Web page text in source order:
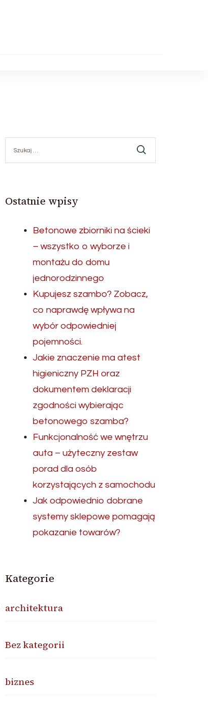
Ostatnie wpisy
Betonowe zbiorniki na ścieki
– wszystko o wyborze i
montażu do domu
jednorodzinnego
Kupujesz szambo? Zobacz,
co naprawdę wpływa na
wybór odpowiedniej
pojemności.
Jakie znaczenie ma atest
higieniczny PZH oraz
dokumentem deklaracji
zgodności wybierając
betonowego szamba?
Funkcjonalność we wnętrzu
auta – użyteczny zestaw
porad dla osób
korzystających z samochodu
Jak odpowiednio dobrane
systemy sklepowe pomagają
pokazanie towarów?
Kategorie
architektura
Bez kategorii
biznes